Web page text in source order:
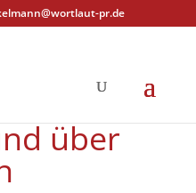
pr.de
über